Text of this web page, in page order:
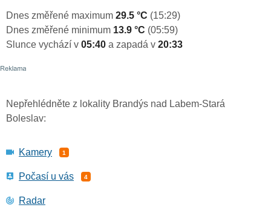
Dnes změřené maximum 29.5 °C (15:29)
Dnes změřené minimum 13.9 °C (05:59)
Slunce vychází v 05:40 a zapadá v 20:33
Nepřehlédněte z lokality Brandýs nad Labem-Stará
Boleslav:
Kamery 1
Počasí u vás 4
Radar